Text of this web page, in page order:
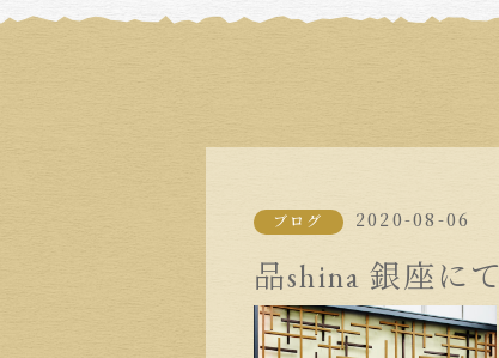
ブログ 2020-08-06
品shina 銀座にて